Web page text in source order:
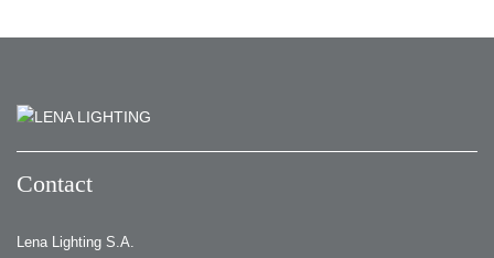
Contact
Lena Lighting S.A.